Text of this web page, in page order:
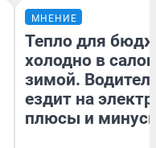
МНЕНИЕ
Тепло для
холодно в
зимой.
ездит на
плюсы и